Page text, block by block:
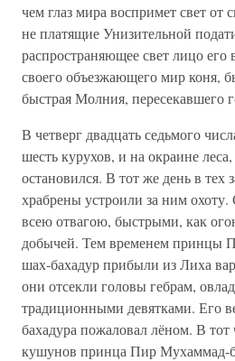
чем глаз мира воспримет свет от
не платящие Унизительной
распространяющее свет лицо
своего объезжающего мир коня,
быстрая Молния, пересекавшего
В четверг двадцать седьмого
шесть курухов, и на окраине
остановился. В тот же день в
храбрены устроили за ним
всею отвагою, быстрыми, как
добычей. Тем временем принцы
шах-бахадур прибыли из Лиха
они отсекли головы гебрам,
традиционными девятками. Его
бахадура пожаловал лёном. В тот
кушунов принца Пир Мухаммад-